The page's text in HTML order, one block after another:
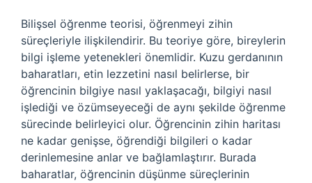
Bilişsel öğrenme teorisi, öğrenmeyi zihin
süreçleriyle ilişkilendirir. Bu teoriye göre, bireylerin
bilgi işleme yetenekleri önemlidir. Kuzu gerdanının
baharatları, etin lezzetini nasıl belirlerse, bir
öğrencinin bilgiye nasıl yaklaşacağı, bilgiyi nasıl
işlediği ve özümseyeceği de aynı şekilde öğrenme
sürecinde belirleyici olur. Öğrencinin zihin haritası
ne kadar genişse, öğrendiği bilgileri o kadar
derinlemesine anlar ve bağlamlaştırır. Burada
baharatlar, öğrencinin düşünme süreçlerinin